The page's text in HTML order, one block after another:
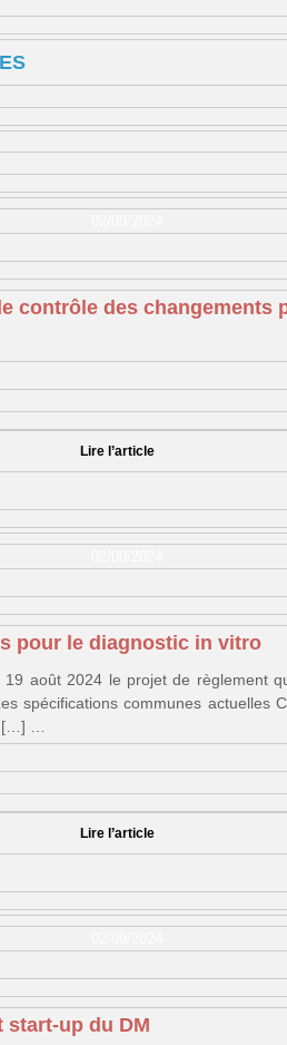
contrôle des changements
Lire l’article
pour le diagnostic in vitro
août 2024 le projet de règlement
spécifications communes actuelles
[…] …
Lire l’article
start-up du DM